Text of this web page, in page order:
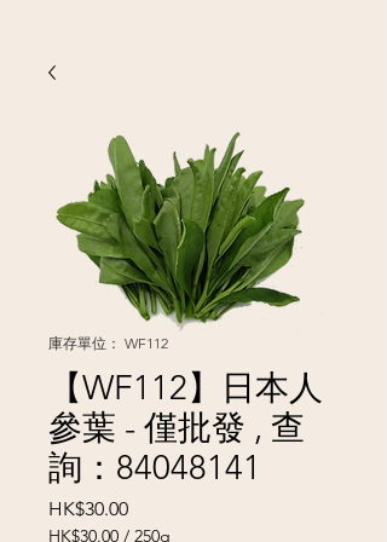
庫存單位： WF112
【WF112】日本人
參葉 - 僅批發 , 查
詢：84048141
HK$30.00價
格
HK$30.00 / 250g